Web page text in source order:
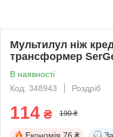
Мультилул ніж
трансформер
В наявності
Код: 348943
Роздріб
114 ₴ 190 ₴
Економія 76 ₴